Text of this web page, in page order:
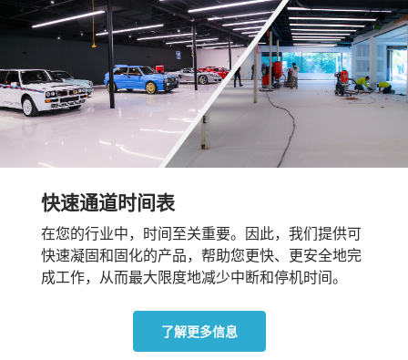
快速通道时间表
在您的行业中，时间至关重要。因此，我们提供可
快速凝固和固化的产品，帮助您更快、更安全地完
成工作，从而最大限度地减少中断和停机时间。
了解更多信息